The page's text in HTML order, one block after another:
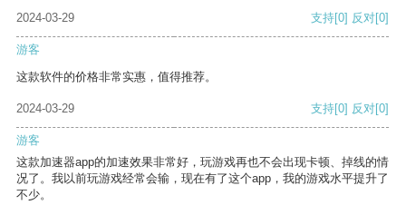
2024-03-29
支持[0] 反对[0]
游客
这款软件的价格非常实惠，值得推荐。
2024-03-29 支持[0] 反对[0]
游客
这款加速器app的加速效果非常好，玩游戏再也不会出现卡顿、掉线的情
况了。我以前玩游戏经常会输，现在有了这个app，我的游戏水平提升了
不少。